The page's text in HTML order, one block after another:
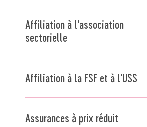
Affiliation à l'association
sectorielle
Affiliation à la FSF et à l'USS
Assurances à prix réduit